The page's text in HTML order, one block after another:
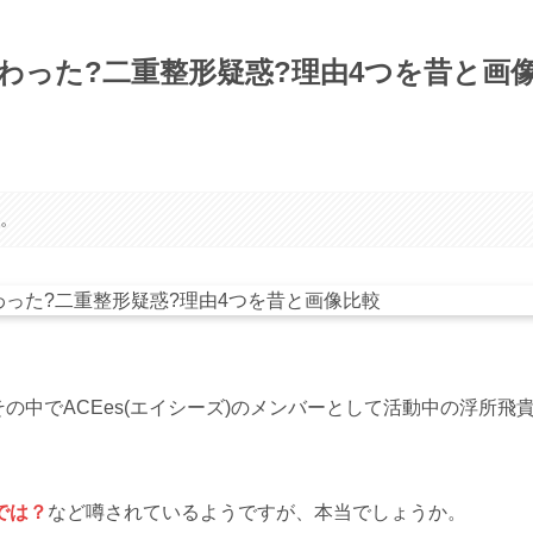
った?二重整形疑惑?理由4つを昔と画
中でACEes(エイシーズ)のメンバーとして活動中の浮所飛
は？ など噂されているようですが、本当でしょうか。